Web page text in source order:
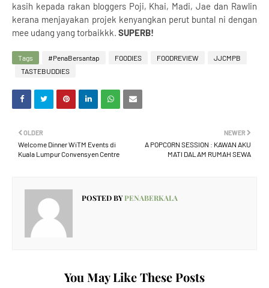
kasih kepada rakan bloggers Poji, Khai, Madi, Jae dan Rawlin
kerana menjayakan projek kenyangkan perut buntal ni dengan
mee udang yang torbaikkk. SUPERB!
Tags #PenaBersantap FOODIES FOODREVIEW
JJCMPB
TASTEBUDDIES
NEWER
A POPCORN SESSION : KAWAN AKU
MATI DALAM RUMAH SEWA
OLDER
Welcome Dinner WiTM Events di
Kuala Lumpur Convensyen Centre
POSTED BYPENABERKALA
You May Like These Posts